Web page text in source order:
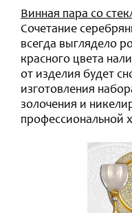
Винная пара со
Сочетание
всегда выглядело
красного цвета
от изделия будет
изготовления
золочения и
профессиональной